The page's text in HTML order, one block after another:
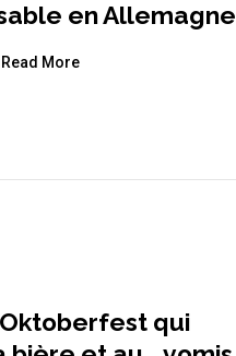
en Allemagne
Read More
qui